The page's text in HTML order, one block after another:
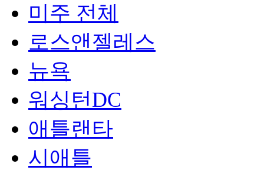
미주 전체
로스앤젤레스
뉴욕
워싱턴DC
애틀랜타
시애틀